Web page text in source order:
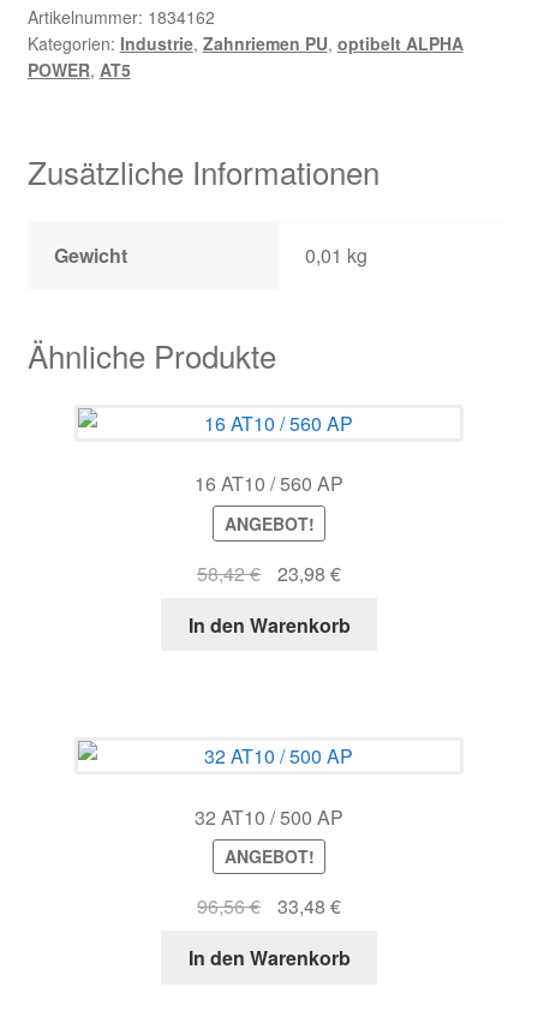
Zahlungsarten
AP
Menge
Artikelnummer: 1834162
Kategorien: Industrie, Zahnriemen PU, optibelt ALPHA
POWER, AT5
Zusätzliche Informationen
Gewicht 0,01 kg
Ähnliche Produkte
16 AT10 / 560 AP
ANGEBOT!
58,42€
Ursprünglicher
war:
23,98 €Aktueller
ist:
In den Warenkorb
32 AT10 / 500 AP
ANGEBOT!
96,56€
Ursprünglicher
war:
33,48 €Aktueller
ist:
In den Warenkorb